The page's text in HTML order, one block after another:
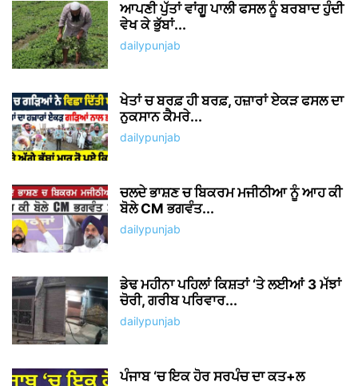
ਆਪਣੀ ਪੁੱਤਾਂ ਵਾਂਗੂ ਪਾਲੀ ਫਸਲ ਨੂੰ ਬਰਬਾਦ ਹੁੰਦੀ
ਵੇਖ ਕੇ ਭੁੱਬਾਂ...
dailypunjab
ਖੇਤਾਂ ਚ ਬਰਫ਼ ਹੀ ਬਰਫ਼, ਹਜ਼ਾਰਾਂ ਏਕੜ ਫਸਲ ਦਾ
ਨੁਕਸਾਨ ਕੈਮਰੇ...
dailypunjab
ਚਲਦੇ ਭਾਸ਼ਣ ਚ ਬਿਕਰਮ ਮਜੀਠੀਆ ਨੂੰ ਆਹ ਕੀ
ਬੋਲੇ CM ਭਗਵੰਤ...
dailypunjab
ਡੇਢ ਮਹੀਨਾ ਪਹਿਲਾਂ ਕਿਸ਼ਤਾਂ ‘ਤੇ ਲਈਆਂ 3 ਮੱਝਾਂ
ਚੋਰੀ, ਗਰੀਬ ਪਰਿਵਾਰ...
dailypunjab
ਪੰਜਾਬ ‘ਚ ਇਕ ਹੋਰ ਸਰਪੰਚ ਦਾ ਕਤ+ਲ